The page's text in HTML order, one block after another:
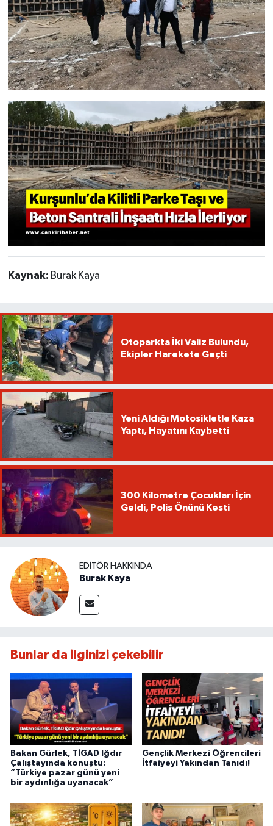
Kaynak: Burak Kaya
Otoparkta İki Valiz Bulundu,
Ekipler Harekete Geçti
Yeni Aldığı Motosikletle Kaza
Yaptı, Hayatını Kaybetti
300 Kilometre Çocukları İçin
Geldi, Polis Önünü Kesti
EDITÖR HAKKINDA
Burak Kaya
Bunlar da ilginizi çekebilir
Bakan Gürlek, TİGAD Iğdır
Çalıştayında konuştu:
“Türkiye pazar günü yeni
bir aydınlığa uyanacak”
Gençlik Merkezi Öğrencileri
İtfaiyeyi Yakından Tanıdı!